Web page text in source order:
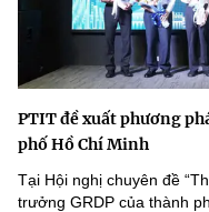
PTIT đề xuất phương
phố Hồ Chí Minh
Tại Hội nghị chuyên đề
trưởng GRDP của thành